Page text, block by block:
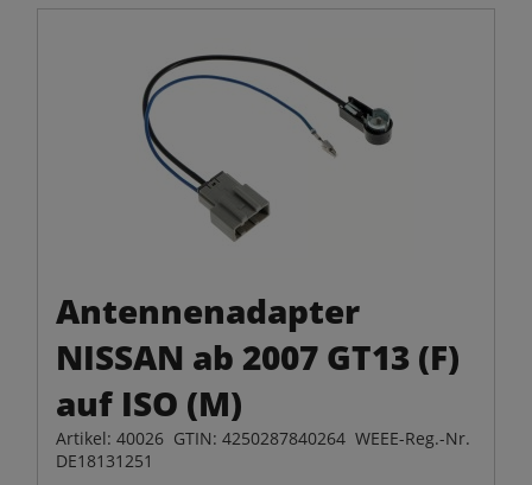
Antennenadapter
NISSAN ab 2007 GT13 (F)
auf ISO (M)
Artikel: 40026 GTIN: 4250287840264 WEEE-Reg.-Nr.
DE18131251